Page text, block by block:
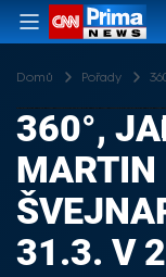
Domů Pořady
360°,
MARTIN
31.3. V